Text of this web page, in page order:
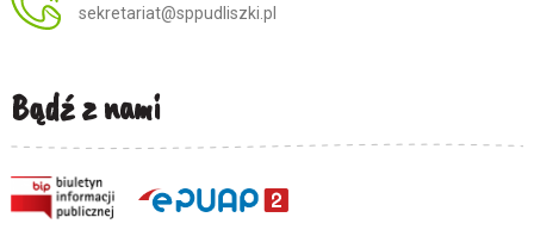
sekretariat@sppudliszki.pl
Bądź z nami